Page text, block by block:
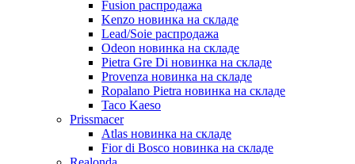
Fusion распродажа
Kenzo новинка на складе
Lead/Soie распродажа
Odeon новинка на складе
Pietra Gre Di новинка на складе
Provenza новинка на складе
Ropalano Pietra новинка на складе
Taco Kaeso
Prissmacer
Atlas новинка на складе
Fior di Bosco новинка на складе